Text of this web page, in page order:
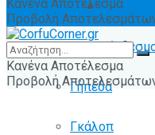
Ειδήσεις
Γήπεδα
Γκάλοπ
Κανένα Αποτέλεσμα
Προβολή
Κανένα Αποτέλεσμα
Προβολή